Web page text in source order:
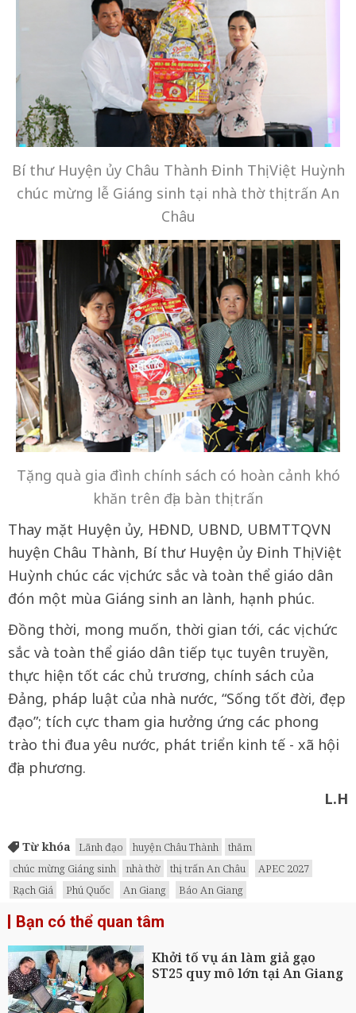
Bí thư Huyện ủy Châu Thành Đinh Thị Việt Huỳnh
chúc mừng lễ Giáng sinh tại nhà thờ thị trấn An
Châu
Tặng quà gia đình chính sách có hoàn cảnh khó
khăn trên địa bàn thị trấn
Thay mặt Huyện ủy, HĐND, UBND, UBMTTQVN
huyện Châu Thành, Bí thư Huyện ủy Đinh Thị Việt
Huỳnh chúc các vị chức sắc và toàn thể giáo dân
đón một mùa Giáng sinh an lành, hạnh phúc.
Đồng thời, mong muốn, thời gian tới, các vị chức
sắc và toàn thể giáo dân tiếp tục tuyên truyền,
thực hiện tốt các chủ trương, chính sách của
Đảng, pháp luật của nhà nước, “Sống tốt đời, đẹp
đạo”; tích cực tham gia hưởng ứng các phong
trào thi đua yêu nước, phát triển kinh tế - xã hội
địa phương.
L.H
Từ khóa Lãnh đạo huyện Châu Thành
thăm
chúc mừng Giáng sinh
nhà thờ thị trấn An Châu
APEC 2027
Rạch Giá
Phú Quốc An Giang Báo An Giang
Bạn có thể quan tâm
Khởi tố vụ án làm giả gạo
ST25 quy mô lớn tại An Giang